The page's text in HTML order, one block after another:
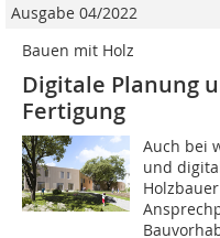
Ausgabe 04/2022
Bauen mit Holz
Digitale Planung
Fertigung
Auch bei
und